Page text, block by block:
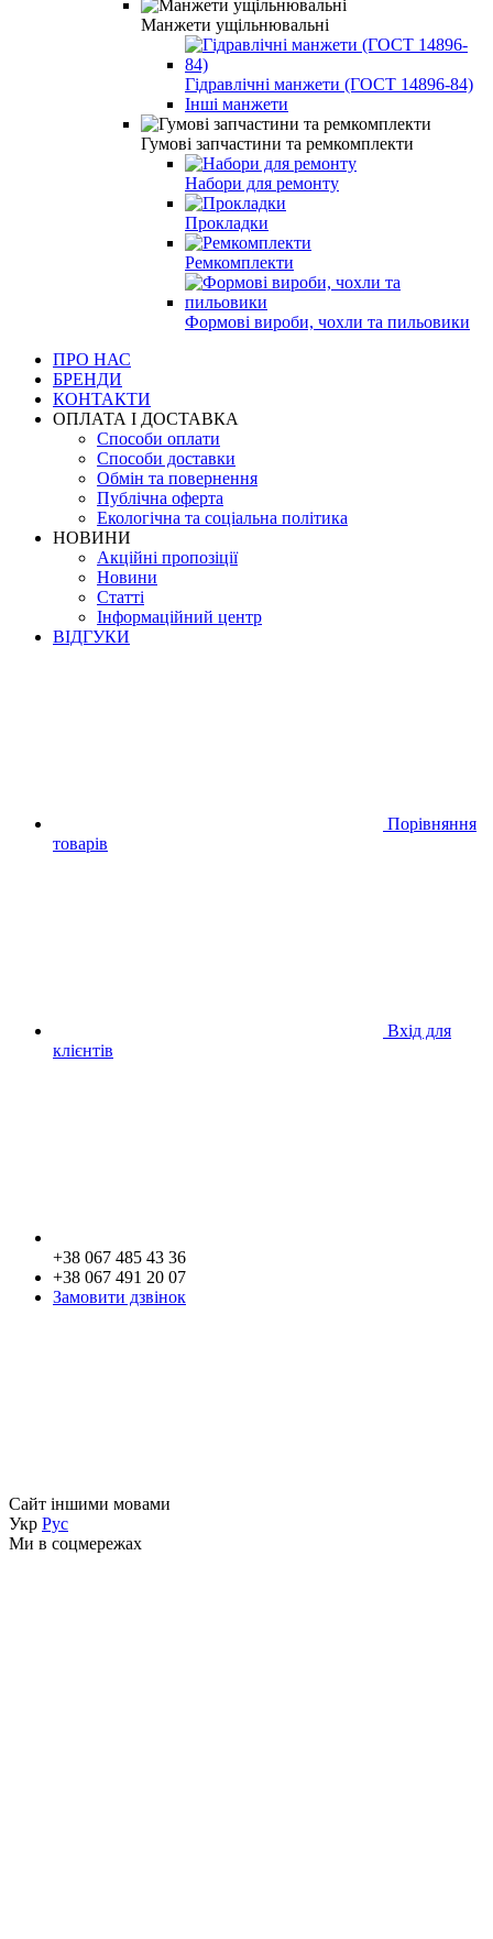
Манжети ущільнювальні
Гідравлічні манжети (ГОСТ 14896-84)
Інші манжети
Гумові запчастини та ремкомплекти
Набори для ремонту
Прокладки
Ремкомплекти
Формові вироби, чохли та пильовики
ПРО НАС
БРЕНДИ
КОНТАКТИ
ОПЛАТА І ДОСТАВКА
Способи оплати
Способи доставки
Обмін та повернення
Публічна оферта
Екологічна та соціальна політика
НОВИНИ
Акційні пропозіції
Новини
Статті
Інформаційний центр
ВІДГУКИ
Порівняння
товарів
Вхід для
клієнтів
+38 067 485 43 36
+38 067 491 20 07
Замовити дзвінок
Сайт іншими мовами
Укр Рус
Ми в соцмережах